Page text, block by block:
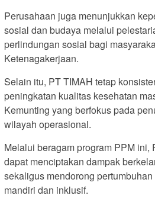
Perusahaan juga menunjukkan
sosial dan budaya melalui
perlindungan sosial bagi
Ketenagakerjaan.
Selain itu, PT TIMAH tetap
peningkatan kualitas kesehatan
Kemunting yang berfokus pada
wilayah operasional.
Melalui beragam program PPM ini,
dapat menciptakan dampak
sekaligus mendorong
mandiri dan inklusif.